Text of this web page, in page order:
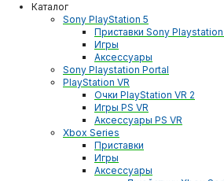
Каталог
Sony PlayStation 5
Приставки Sony
Игры
Аксессуары
Sony Playstation Portal
PlayStation VR
Очки PlayStation VR 2
Игры PS VR
Аксессуары PS VR
Xbox Series
Приставки
Игры
Аксессуары